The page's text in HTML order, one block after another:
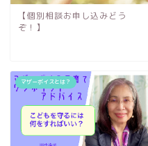
【個別相談お申し込みどう
ぞ！】
マザーボイスとは？